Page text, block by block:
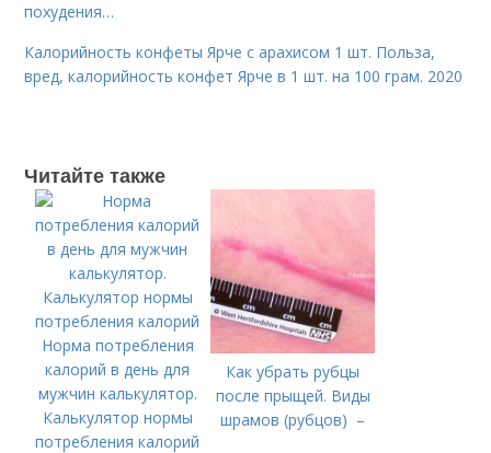
похудения…
Калорийность конфеты Ярче с арахисом 1 шт. Польза,
вред, калорийность конфет Ярче в 1 шт. на 100 грам. 2020
Читайте также
Норма потребления
калорий в день для
мужчин калькулятор.
Калькулятор нормы
потребления калорий
Как убрать рубцы
после прыщей. Виды
шрамов (рубцов) –